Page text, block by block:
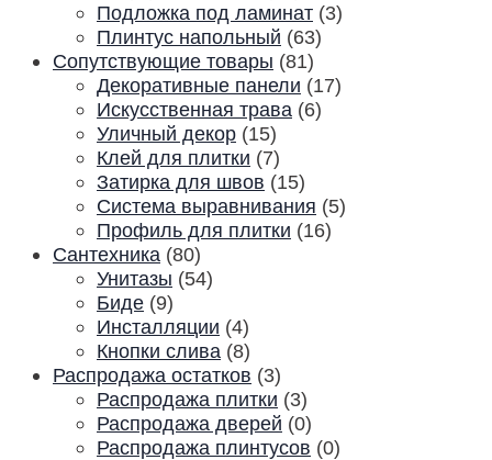
Подложка под ламинат (3)
Плинтус напольный (63)
Сопутствующие товары (81)
Декоративные панели (17)
Искусственная трава (6)
Уличный декор (15)
Клей для плитки (7)
Затирка для швов (15)
Система выравнивания (5)
Профиль для плитки (16)
Сантехника (80)
Унитазы (54)
Биде (9)
Инсталляции (4)
Кнопки слива (8)
Распродажа остатков (3)
Распродажа плитки (3)
Распродажа дверей (0)
Распродажа плинтусов (0)